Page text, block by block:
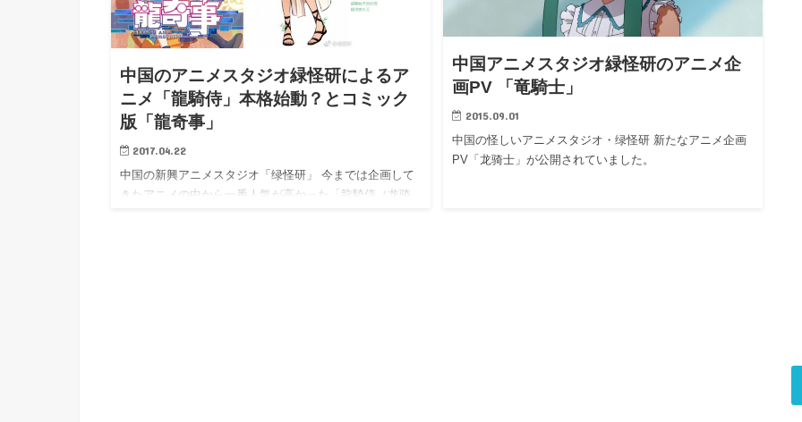
中国のアニメスタジオ緑怪研によるア
ニメ「龍騎侍」本格始動？とコミック
版「龍奇事」
2017.04.22
中国の新興アニメスタジオ「绿怪研」 今までは企画して
きたアニメの中から一番人気が高かった「龍騎侍（龙骑
中国アニメスタジオ緑怪研のアニメ企
画PV 「竜騎士」
2015.09.01
中国の怪しいアニメスタジオ・绿怪研 新たなアニメ企画
PV「龙骑士」が公開されていました。